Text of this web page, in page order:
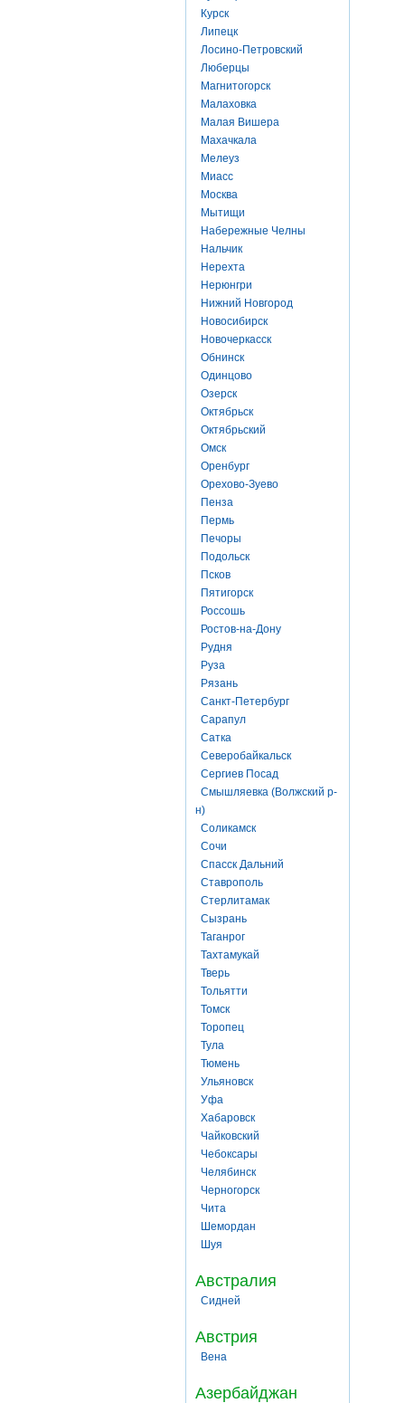
Курск
Липецк
Лосино-Петровский
Люберцы
Магнитогорск
Малаховка
Малая Вишера
Махачкала
Мелеуз
Миасс
Москва
Мытищи
Набережные Челны
Нальчик
Нерехта
Нерюнгри
Нижний Новгород
Новосибирск
Новочеркасск
Обнинск
Одинцово
Озерск
Октябрьск
Октябрьский
Омск
Оренбург
Орехово-Зуево
Пенза
Пермь
Печоры
Подольск
Псков
Пятигорск
Россошь
Ростов-на-Дону
Рудня
Руза
Рязань
Санкт-Петербург
Сарапул
Сатка
Северобайкальск
Сергиев Посад
Смышляевка (Волжский р-
н)
Соликамск
Сочи
Спасск Дальний
Ставрополь
Стерлитамак
Сызрань
Таганрог
Тахтамукай
Тверь
Тольятти
Томск
Торопец
Тула
Тюмень
Ульяновск
Уфа
Хабаровск
Чайковский
Чебоксары
Челябинск
Черногорск
Чита
Шемордан
Шуя
Австралия
Сидней
Австрия
Вена
Азербайджан